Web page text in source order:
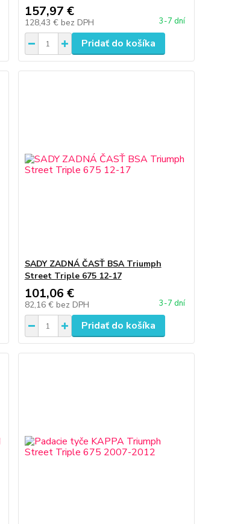
157,97 €
128,43 € bez DPH 3-7 dní
Pridať do košíka
SADY ZADNÁ ČASŤ BSA Triumph
Street Triple 675 12-17
101,06 €
82,16 € bez DPH 3-7 dní
Pridať do košíka